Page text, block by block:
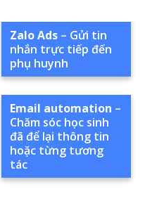
Zalo Ads – Gửi tin
nhắn trực tiếp đến
phụ huynh
Email automation –
Chăm sóc học sinh
đã để lại thông tin
hoặc từng tương
tác